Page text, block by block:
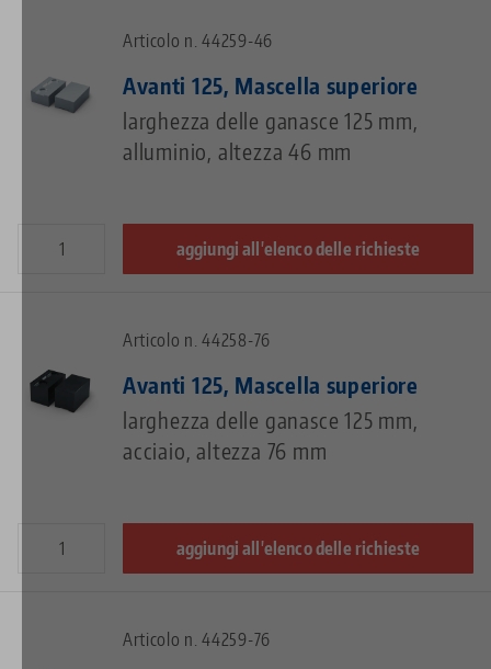
Articolo n. 44259-46
Avanti 125, Mascella superiore
larghezza delle ganasce 125 mm,
alluminio, altezza 46 mm
aggiungi all'elenco delle richieste
Articolo n. 44258-76
Avanti 125, Mascella superiore
larghezza delle ganasce 125 mm,
acciaio, altezza 76 mm
aggiungi all'elenco delle richieste
Articolo n. 44259-76